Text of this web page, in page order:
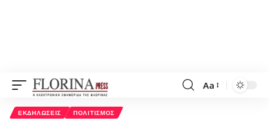
Font
Aa
ΕΚΔΗΛΏΣΕΙΣ ΠΟΛΙΤΙΣΜΌΣ